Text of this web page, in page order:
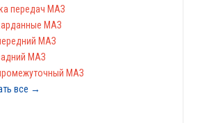
передач МАЗ
МАЗ
МАЗ
МАЗ
МАЗ
все →